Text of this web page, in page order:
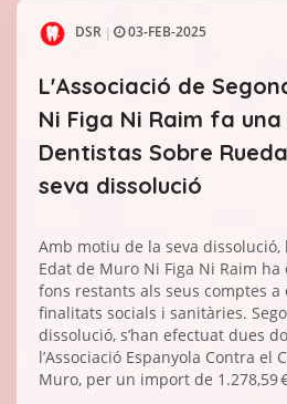
DSR | 03-FEB-2025
L'Associació de
Ni Figa Ni Raim fa
Dentistas Sobre
seva dissolució
Amb motiu de la seva dissolució,
Edat de Muro Ni Figa Ni Raim
fons restants als seus comptes
finalitats socials i sanitàries.
dissolució, s’han efectuat dues
l’Associació Espanyola Contra el
Muro, per un import de 1.278,59